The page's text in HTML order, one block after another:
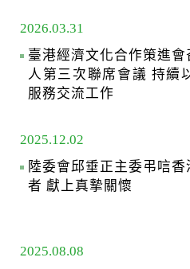
2026.03.31
臺港經濟文化合作策進
人第三次聯席會議 持續
服務交流工作
2025.12.02
陸委會邱垂正主委弔唁
者 獻上真摯關懷
2025.08.08